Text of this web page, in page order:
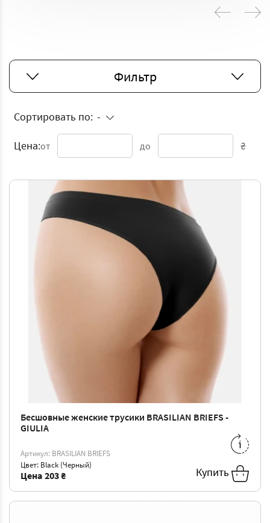
Фильтр
Сортировать по: -
Цена:от до ₴
Бесшовные женские трусики BRASILIAN BRIEFS -
GIULIA
Артикул: BRASILIAN BRIEFS
Цвет: Black (Черный)
Цена 203 ₴ Купить